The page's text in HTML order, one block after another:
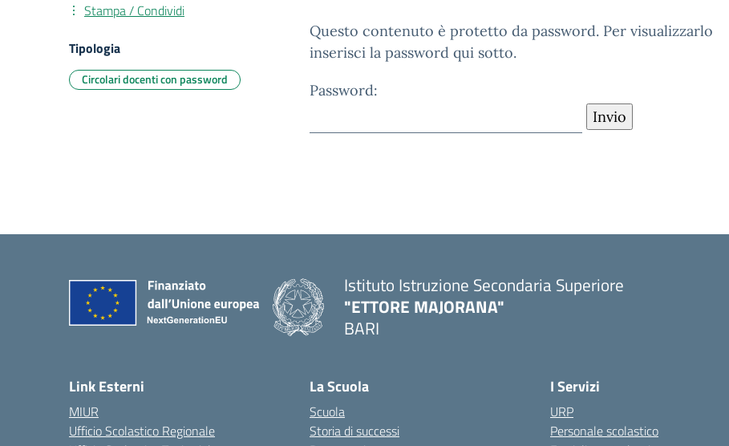
Questo contenuto è protetto da password. Per visualizzarlo
inserisci la password qui sotto.
Password:
Stampa / Condividi
Tipologia
Circolari docenti con password
Istituto Istruzione Secondaria Superiore
"ETTORE MAJORANA"
BARI
Link Esterni
MIUR
Ufficio Scolastico Regionale
La Scuola
Scuola
Storia di successi
I Servizi
URP
Personale scolastico